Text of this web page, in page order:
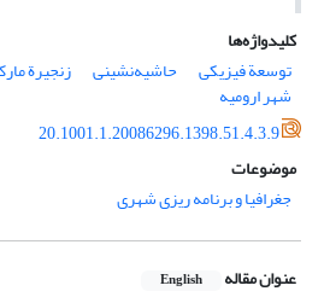
کلیدواژه‌ها
توسعة فیزیکی
حاشیه‌نشینی زنجیرة
شهر ارومیه
20.1001.1.20086296.1398.51.4.3.9
موضوعات
جغرافیا و برنامه ریزی شهری
عنوان مقاله English